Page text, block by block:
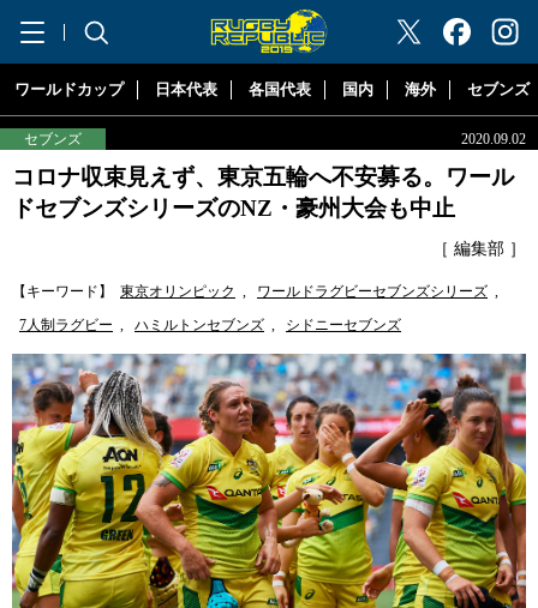
"ラグビーリパブリック"
ワールドカップ 日本代表 各国代表 国内 海外 セブンズ
セブンズ 2020.09.02
コロナ収束見えず、東京五輪へ不安募る。ワール
ドセブンズシリーズのNZ・豪州大会も中止
［ 編集部 ］
【キーワード】 東京オリンピック , ワールドラグビーセブンズシリーズ ,
7人制ラグビー , ハミルトンセブンズ , シドニーセブンズ